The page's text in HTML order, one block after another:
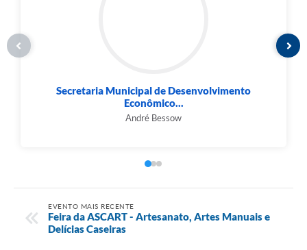
Secretaria Municipal de Desenvolvimento
Econômico...
André Bessow
EVENTO MAIS RECENTE
Feira da ASCART - Artesanato, Artes Manuais e
Delícias Caseiras